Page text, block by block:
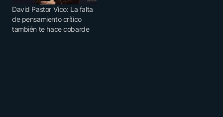
David Pastor Vico: La falta
de pensamiento crítico
también te hace cobarde